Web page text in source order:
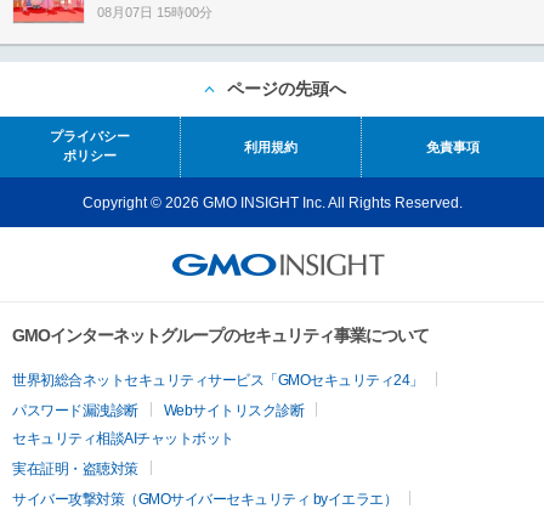
08月07日 15時00分
ページの先頭へ
プライバシー
ポリシー
利用規約 免責事項
Copyright © 2026 GMO INSIGHT Inc. All Rights Reserved.
GMOインターネットグループのセキュリティ事業について
世界初総合ネットセキュリティサービス「GMOセキュリティ24」
パスワード漏洩診断
Webサイトリスク診断
セキュリティ相談AIチャットボット
実在証明・盗聴対策
サイバー攻撃対策（GMOサイバーセキュリティ byイエラエ）